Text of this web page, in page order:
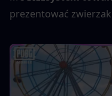
prezentować